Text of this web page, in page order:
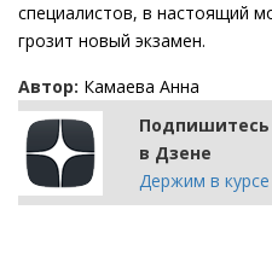
специалистов, в настоящий
грозит новый экзамен.
Автор: Камаева Анна
в Дзене
Держим в